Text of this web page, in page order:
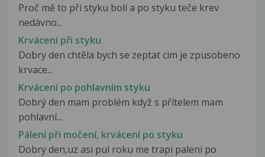
Proč mě to při styku bolí a po styku teče krev
nedávno...
Krvácení při styku
Dobry den chtěla bych se zeptat cim je zpusobeno
krvace...
Krvácení po pohlavním styku
Dobrý den mam problém když s přítelem mam
pohlavní...
Pálení při močení, krvácení po styku
Dobry den,uz asi pul roku me trapi paleni po